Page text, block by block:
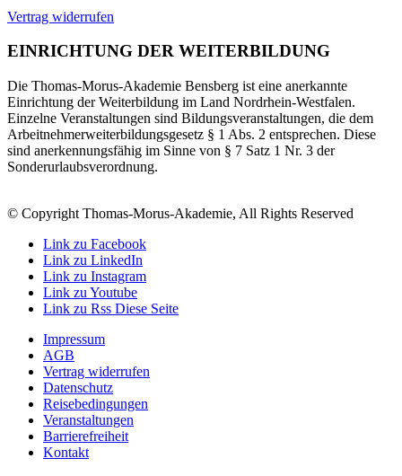
Vertrag widerrufen
EINRICHTUNG DER WEITERBILDUNG
Die Thomas-Morus-Akademie Bensberg ist eine anerkannte
Einrichtung der Weiterbildung im Land Nordrhein-Westfalen.
Einzelne Veranstaltungen sind Bildungsveranstaltungen, die dem
Arbeitnehmerweiterbildungsgesetz § 1 Abs. 2 entsprechen. Diese
sind anerkennungsfähig im Sinne von § 7 Satz 1 Nr. 3 der
Sonderurlaubsverordnung.
© Copyright Thomas-Morus-Akademie, All Rights Reserved
Link zu Facebook
Link zu LinkedIn
Link zu Instagram
Link zu Youtube
Link zu Rss Diese Seite
Impressum
AGB
Vertrag widerrufen
Datenschutz
Reisebedingungen
Veranstaltungen
Barrierefreiheit
Kontakt